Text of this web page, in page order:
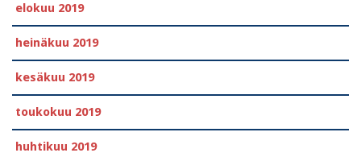
elokuu 2019
heinäkuu 2019
kesäkuu 2019
toukokuu 2019
huhtikuu 2019